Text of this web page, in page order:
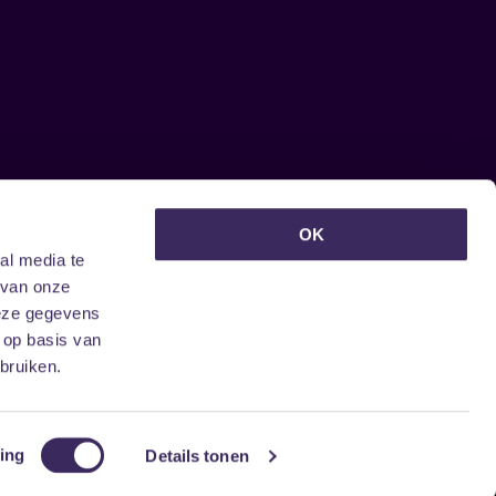
media te
onze
gegevens
basis van
Details tonen
OK
ontvangen?